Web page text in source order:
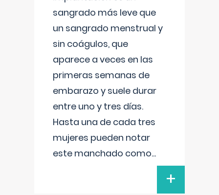
sangrado más leve que
un sangrado menstrual y
sin coágulos, que
aparece a veces en las
primeras semanas de
embarazo y suele durar
entre uno y tres días.
Hasta una de cada tres
mujeres pueden notar
este manchado como...
+